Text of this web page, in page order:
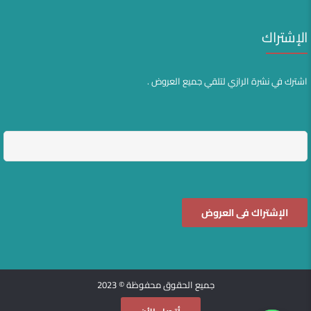
الإشتراك
اشترك في نشرة الرازي لتلقي جميع العروض .
جميع الحقوق محفوظة © 2023